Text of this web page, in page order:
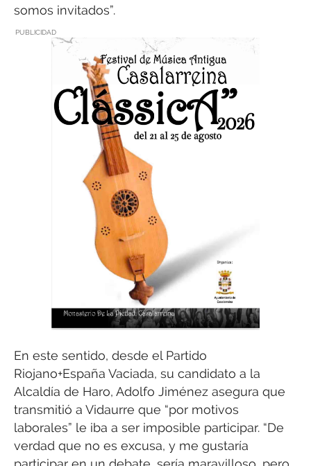
somos invitados”.
PUBLICIDAD
En este sentido, desde el Partido
Riojano+España Vaciada, su candidato a la
Alcaldía de Haro, Adolfo Jiménez asegura que
transmitió a Vidaurre que “por motivos
laborales” le iba a ser imposible participar. “De
verdad que no es excusa, y me gustaría